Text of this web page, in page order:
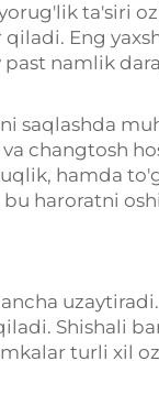
ta'siri
Eng
past namlik
saqlashda
changtosh
hamda
haroratni
Shishali
turli xil